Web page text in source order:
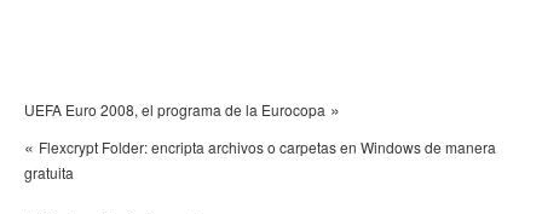
UEFA Euro 2008, el programa de la Eurocopa »
« Flexcrypt Folder: encripta archivos o carpetas en Windows de manera
gratuita